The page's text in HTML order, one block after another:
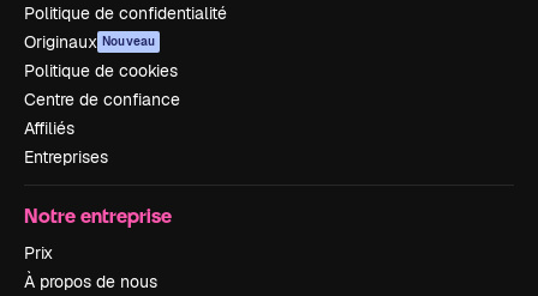
Politique de confidentialité
Originaux Nouveau
Politique de cookies
Centre de confiance
Affiliés
Entreprises
Notre entreprise
Prix
À propos de nous